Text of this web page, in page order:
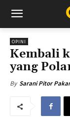
OPINI
Kembali
yang
By Sarani Pitor